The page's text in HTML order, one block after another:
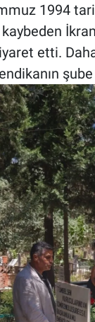
1994
kaybeden
etti.
şube